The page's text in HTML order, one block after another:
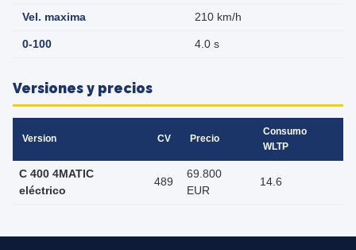
Vel. maxima 210 km/h
0-100 4.0 s
Versiones y precios
Version CV Precio
Consumo
WLTP
C 400 4MATIC
eléctrico
489
69.800
EUR
14.6